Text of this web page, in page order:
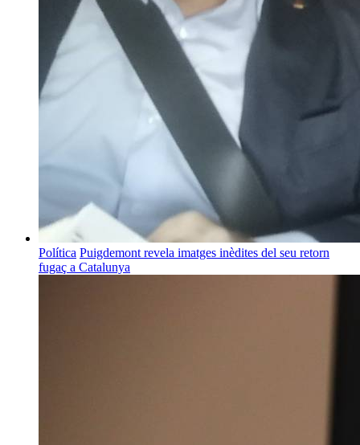
Política Puigdemont revela imatges inèdites del seu retorn
fugaç a Catalunya